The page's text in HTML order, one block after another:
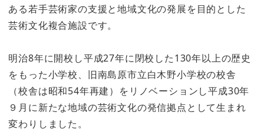
ある若手芸術家の支援と地域文化の発展を目的とした
芸術文化複合施設です。
明治8年に開校し平成27年に閉校した130年以上の歴史
をもった小学校、旧南島原市立白木野小学校の校舎
（校舎は昭和54年再建）をリノベーションし平成30年
９月に新たな地域の芸術文化の発信拠点として生まれ
変わりしました。